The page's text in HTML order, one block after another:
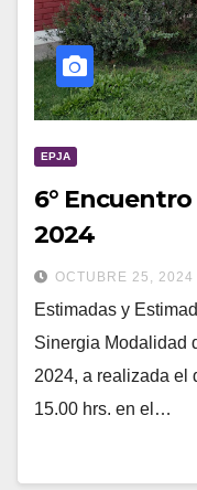
EPJA
6° Encuentro
2024
OCTUBRE 25, 2024
Estimadas y
Sinergia Modalidad
2024, a realizada el
15.00 hrs. en el…